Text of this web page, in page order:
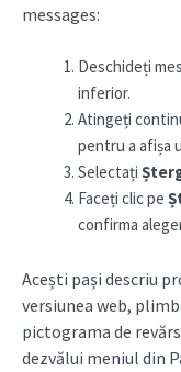
messages:
Deschideți
inferior.
Atingeți
pentru a afișa
Selectați
Faceți clic pe
confirma
Acești pași descriu
versiunea web,
pictograma de
dezvălui meniul din